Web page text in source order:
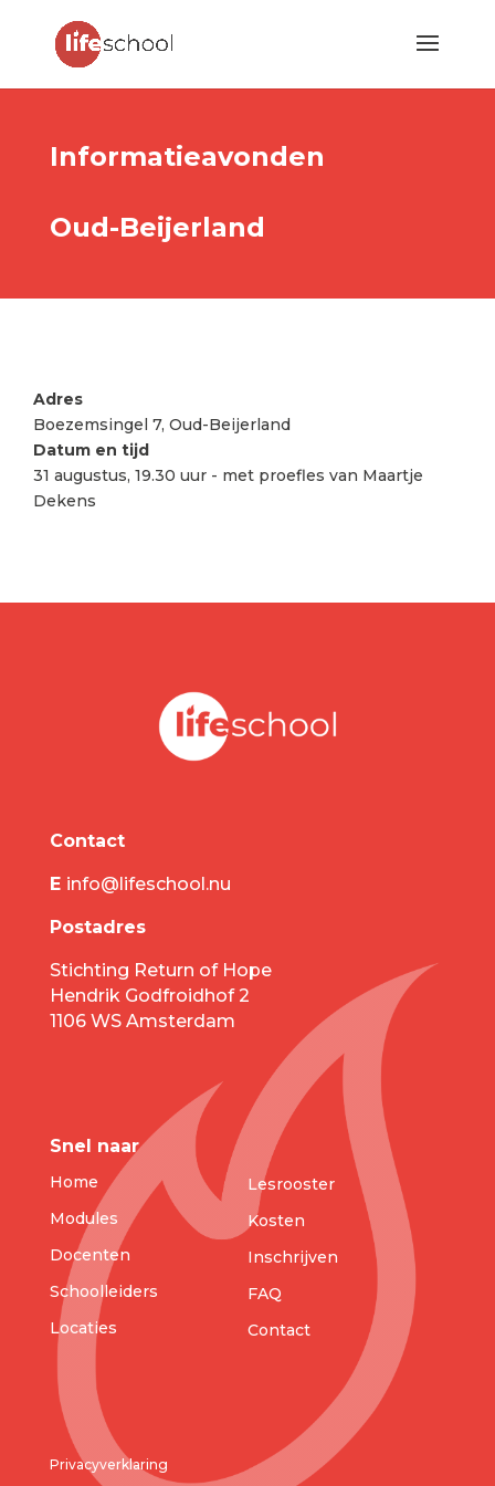
Informatieavonden
Oud-Beijerland
Adres
Boezemsingel 7, Oud-Beijerland
Datum en tijd
31 augustus, 19.30 uur - met proefles van Maartje
Dekens
Contact
E info@lifeschool.nu
Postadres
Stichting Return of Hope
Hendrik Godfroidhof 2
1106 WS Amsterdam
Snel naar
Home
Modules
Docenten
Schoolleiders
Locaties
Lesrooster
Kosten
Inschrijven
FAQ
Contact
Privacyverklaring